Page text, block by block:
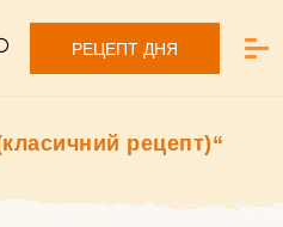
РЕЦЕПТ ДНЯ
рецепт)“